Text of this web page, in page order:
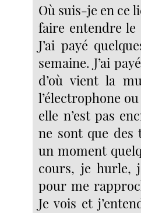
Où suis-je en ce
faire entendre le
J’ai payé
semaine. J’ai
d’où vient la
l’électrophone
elle n’est pas
ne sont que des
un moment
cours, je hurle,
pour me
Je vois et